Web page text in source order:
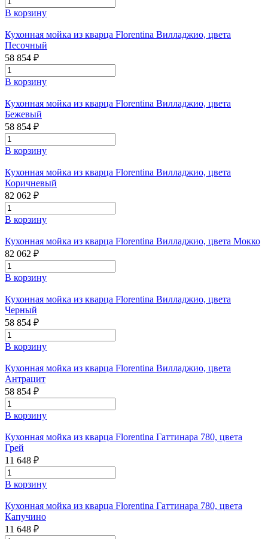
В корзину
Кухонная мойка из кварца Florentina Вилладжио, цвета
Песочный
58 854 ₽
В корзину
Кухонная мойка из кварца Florentina Вилладжио, цвета
Бежевый
58 854 ₽
В корзину
Кухонная мойка из кварца Florentina Вилладжио, цвета
Коричневый
82 062 ₽
В корзину
Кухонная мойка из кварца Florentina Вилладжио, цвета Мокко
82 062 ₽
В корзину
Кухонная мойка из кварца Florentina Вилладжио, цвета
Черный
58 854 ₽
В корзину
Кухонная мойка из кварца Florentina Вилладжио, цвета
Антрацит
58 854 ₽
В корзину
Кухонная мойка из кварца Florentina Гаттинара 780, цвета
Грей
11 648 ₽
В корзину
Кухонная мойка из кварца Florentina Гаттинара 780, цвета
Капучино
11 648 ₽